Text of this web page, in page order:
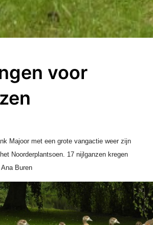
voor
Majoor met een grote vangactie weer zijn
Noorderplantsoen. 17 nijlganzen kregen
Buren